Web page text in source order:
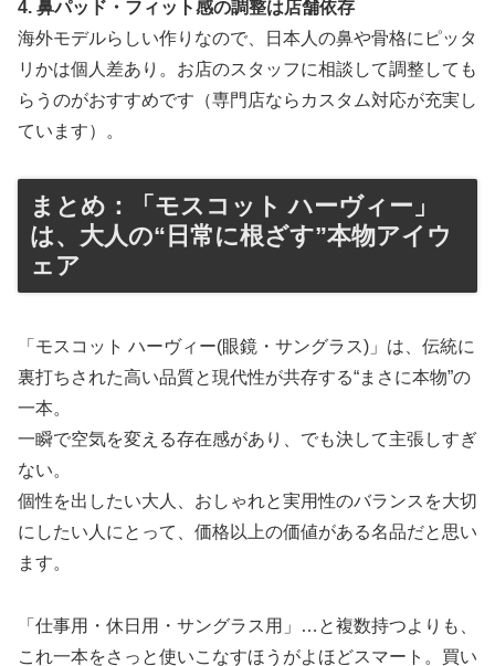
4. 鼻パッド・フィット感の調整は店舗依存
海外モデルらしい作りなので、日本人の鼻や骨格にピッタ
リかは個人差あり。お店のスタッフに相談して調整しても
らうのがおすすめです（専門店ならカスタム対応が充実し
ています）。
まとめ：「モスコット ハーヴィー」
は、大人の“日常に根ざす”本物アイウ
ェア
「モスコット ハーヴィー(眼鏡・サングラス)」は、伝統に
裏打ちされた高い品質と現代性が共存する“まさに本物”の
一本。
一瞬で空気を変える存在感があり、でも決して主張しすぎ
ない。
個性を出したい大人、おしゃれと実用性のバランスを大切
にしたい人にとって、価格以上の価値がある名品だと思い
ます。
「仕事用・休日用・サングラス用」…と複数持つよりも、
これ一本をさっと使いこなすほうがよほどスマート。買い